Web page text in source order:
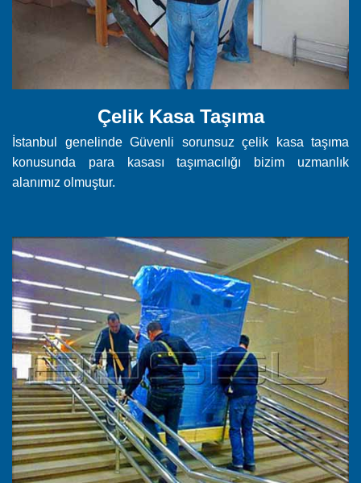
Çelik Kasa Taşıma
İstanbul genelinde Güvenli sorunsuz çelik kasa taşıma
konusunda para kasası taşımacılığı bizim uzmanlık
alanımız olmuştur.